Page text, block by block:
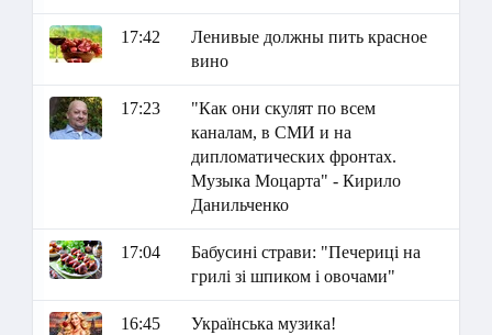
17:42
Ленивые должны пить красное
вино
17:23
"Как они скулят по всем
каналам, в СМИ и на
дипломатических фронтах.
Музыка Моцарта" - Кирило
Данильченко
17:04
Бабусині страви: "Печериці на
грилі зі шпиком і овочами"
16:45 Українська музика!